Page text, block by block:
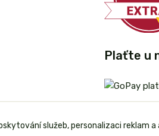
Plaťte u
služeb, personalizaci